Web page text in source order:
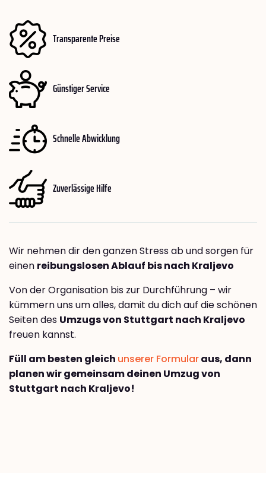
Transparente Preise
Günstiger Service
Schnelle Abwicklung
Zuverlässige Hilfe
Wir nehmen dir den ganzen Stress ab und sorgen für
einen reibungslosen Ablauf bis nach Kraljevo
Von der Organisation bis zur Durchführung – wir
kümmern uns um alles, damit du dich auf die schönen
Seiten des Umzugs von Stuttgart nach Kraljevo
freuen kannst.
Füll am besten gleich unserer Formularaus, dann
planen wir gemeinsam deinen Umzug von
Stuttgart nach Kraljevo!